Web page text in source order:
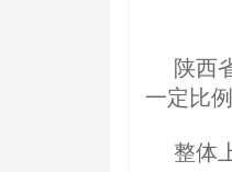
陕西
一定比
整体